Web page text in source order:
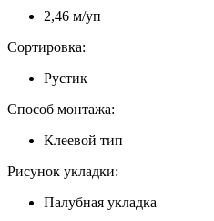
2,46 м/уп
Сортировка:
Рустик
Способ монтажа:
Клеевой тип
Рисунок укладки:
Палубная укладка